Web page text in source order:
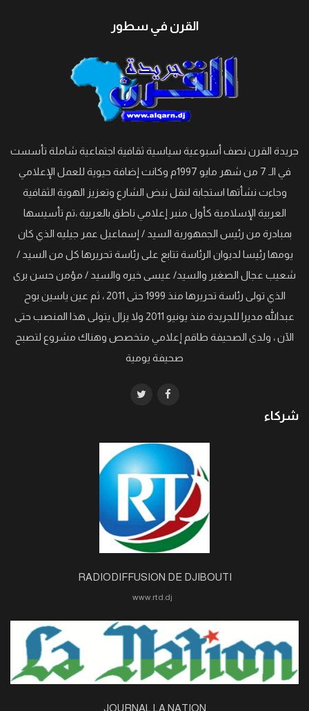
القرن في سطور
جريدة القرن نصف أسبوعية سياسية ثقافية اجتماعية شاملة تأسست
في الـ 7 من شهر مايو 1997م وكانت إضافة حيوية للعمل الإعلامي
وجاءت نشأتها استجابة لنقل نبض الشارع وتعزيز الهوية الثقافية
العربية الإسلامية كأول منبر إعلامي ناطق بالعربية ،تم تأسيسها
بمبادرة من رئيس الجمهورية السيد / إسماعيل عمر جيليه الذي كان
يومها رئيسا لديوان الرئاسة تتابع على رئاسة تحريرها كل من السيد /
شعيب عجال الصغير والسيد/ عيسى خيره والسيد / مؤمن حسن برى
الذي تولى رئاسة تحريرها منذ 1999 حتى 2011 ، ثم عين ياسين بوح
عبدالله مديرا للجريدة منذ يونيو 2011 ولا يزال يتولى هذا المنصب حتى
الآن ، ولدى الصحيفة طاقم إعلامي متخصص وهناك مشروع لتصبح
صحيفة يومية
شركاء
RADIODIFFUSION DE DJIBOUTI
JOURNAL LA NATION